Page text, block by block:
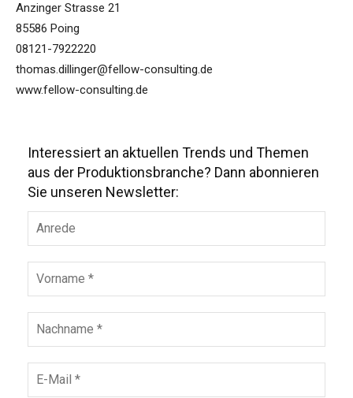
Anzinger Strasse 21
85586 Poing
08121-7922220
thomas.dillinger@fellow-consulting.de
www.fellow-consulting.de
Interessiert an aktuellen Trends und Themen
aus der Produktionsbranche? Dann abonnieren
Sie unseren Newsletter: